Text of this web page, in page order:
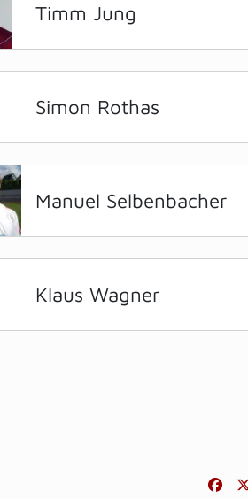
Timm Jung
Simon Rothas
Manuel Selbenbacher
Klaus Wagner